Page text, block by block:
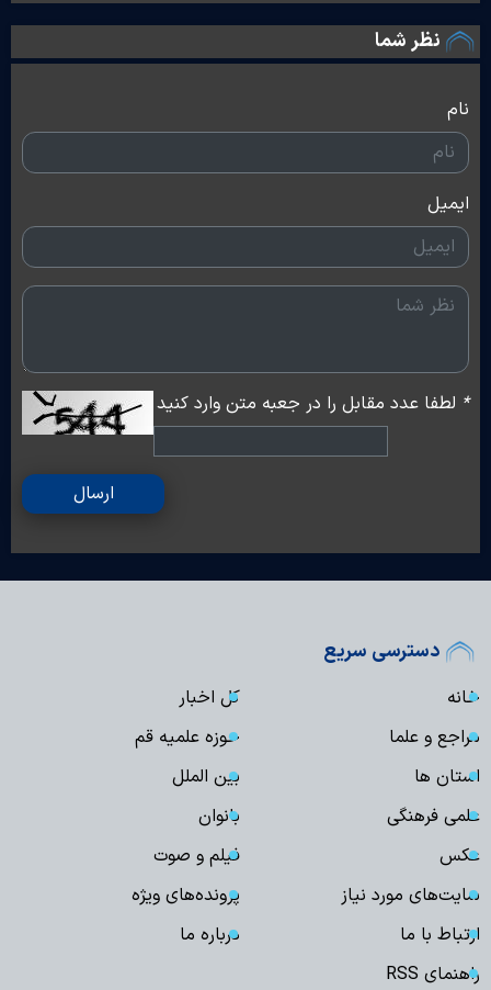
نظر شما
نام
ایمیل
* لطفا عدد مقابل را در جعبه متن وارد کنید
ارسال
دسترسی سریع
خانه
کل اخبار
مراجع و علما
حوزه علمیه قم
استان ها
بین الملل
علمی فرهنگی
بانوان
عکس
فیلم و صوت
سایت‌های مورد نیاز
پرونده‌های ویژه
ارتباط با ما
درباره ما
راهنمای RSS